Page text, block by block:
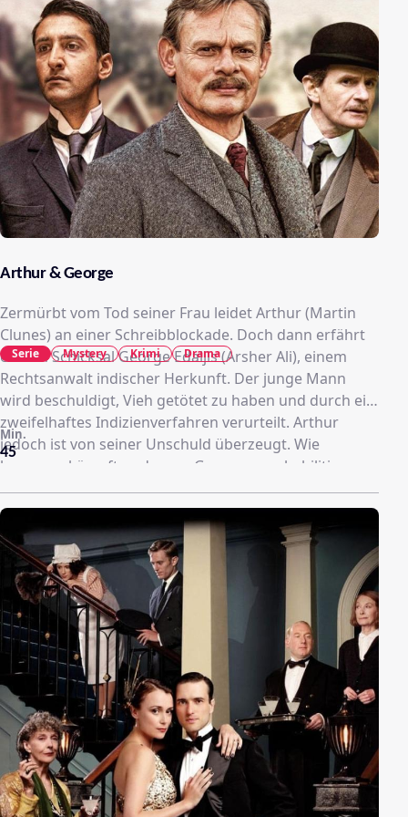
Arthur & George
Zermürbt vom Tod seiner Frau leidet Arthur (Martin
Clunes) an einer Schreibblockade. Doch dann erfährt
er vom Schicksal George Edaljis (Arsher Ali), einem
Rechtsanwalt indischer Herkunft. Der junge Mann
wird beschuldigt, Vieh getötet zu haben und durch ein
zweifelhaftes Indizienverfahren verurteilt. Arthur
jedoch ist von seiner Unschuld überzeugt. Wie
besessen kämpft er darum, George zu rehabilitieren
und den wahren Täter zu finden.
45
Min.
Serie Mystery Krimi Drama